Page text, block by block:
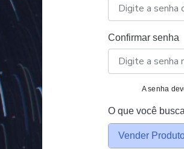
Confirmar senha
A senha
O que você
Vender